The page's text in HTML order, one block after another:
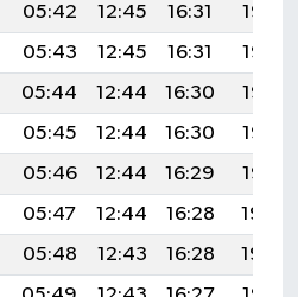
05:42 12:45 16:31
19:37
05:43 12:45 16:31
19:36
05:44 12:44 16:30
19:35
05:45 12:44 16:30
19:33
05:46 12:44 16:29
19:32
05:47 12:44 16:28
19:30
05:48 12:43 16:28
19:29